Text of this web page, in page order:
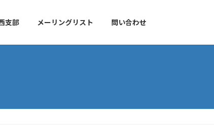
支部 メーリングリスト 問い合わせ